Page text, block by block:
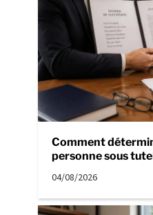
Comment
personne sous
04/08/2026